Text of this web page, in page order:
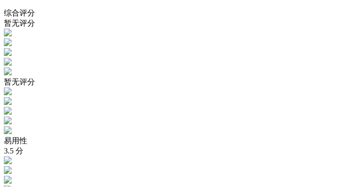
综合评分
暂无评分
暂无评分
易用性
3.5 分